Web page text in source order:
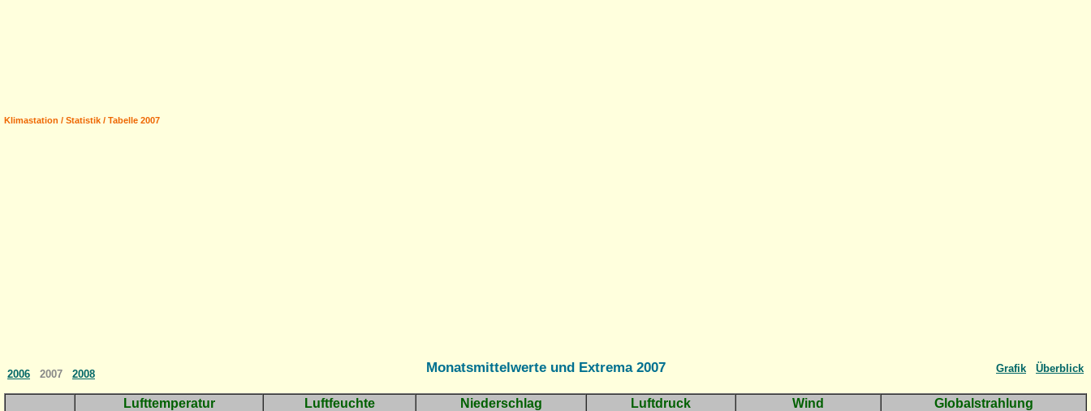
Klimastation / Statistik / Tabelle 2007
2006 2007 2008 Monatsmittelwerte und Extrema 2007 Grafik Überblick
Lufttemperatur Luftfeuchte Niederschlag Luftdruck Wind
Globalstrahlung